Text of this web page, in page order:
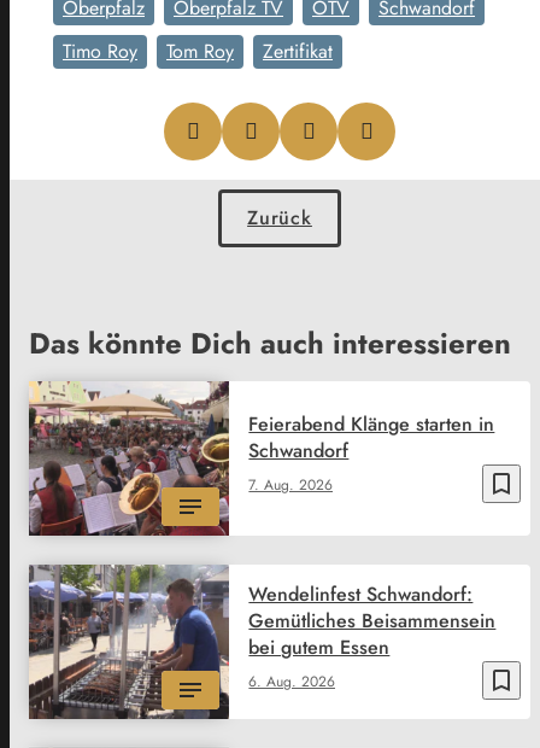
Oberpfalz
Oberpfalz TV OTV
Schwandorf
Timo Roy
Tom Roy Zertifikat
Zurück
Das könnte Dich auch interessieren
bookmark_border
7. Aug. 2026
Feierabend Klänge starten in
Schwandorf
bookmark_border
6. Aug. 2026
Wendelinfest Schwandorf:
Gemütliches Beisammensein
bei gutem Essen